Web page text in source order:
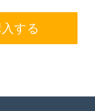
する